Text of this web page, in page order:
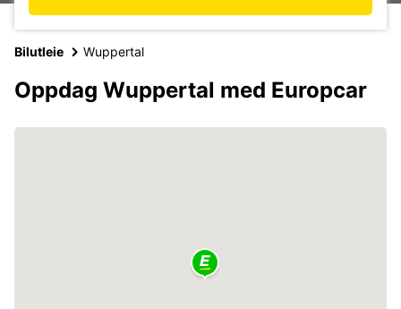
Bilutleie Wuppertal
Oppdag Wuppertal med Europcar